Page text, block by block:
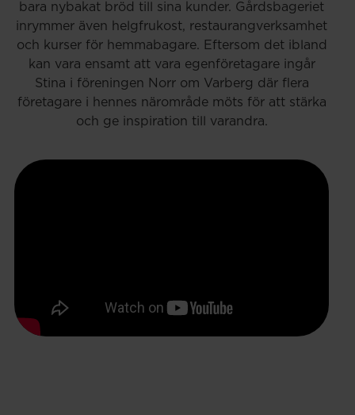
bara nybakat bröd till sina kunder. Gårdsbageriet
inrymmer även helgfrukost, restaurangverksamhet
och kurser för hemmabagare. Eftersom det ibland
kan vara ensamt att vara egenföretagare ingår
Stina i föreningen Norr om Varberg där flera
företagare i hennes närområde möts för att stärka
och ge inspiration till varandra.